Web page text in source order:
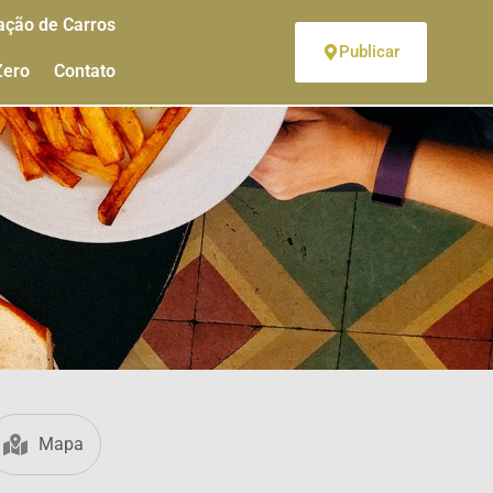
de Carros
Contato
Publicar
Mapa